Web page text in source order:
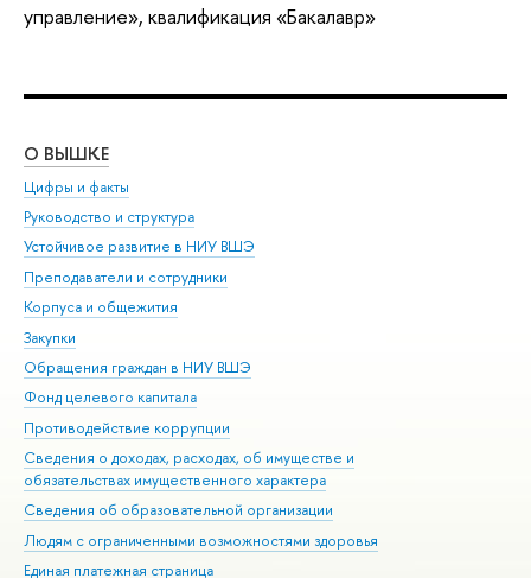
управление», квалификация «Бакалавр»
О ВЫШКЕ
Цифры и факты
Руководство и структура
Устойчивое развитие в НИУ ВШЭ
Преподаватели и сотрудники
Корпуса и общежития
Закупки
Обращения граждан в НИУ ВШЭ
Фонд целевого капитала
Противодействие коррупции
Сведения о доходах, расходах, об имуществе и
обязательствах имущественного характера
Сведения об образовательной организации
Людям с ограниченными возможностями здоровья
Единая платежная страница